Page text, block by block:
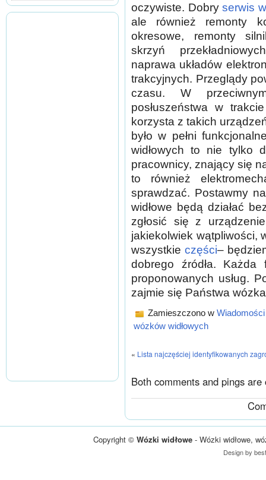
oczywiste. Dobryserwis
ale również remonty
okresowe, remonty
skrzyń
naprawa układów
trakcyjnych. Przeglądy
czasu. W
posłuszeństwa w
korzysta z takich
było w pełni
widłowych to nie tylko
pracownicy, znający się
to również
sprawdzać. Postawmy
widłowe będą działać
zgłosić się z
jakiekolwiek wątpliwości,
wszystkieczęści–
dobrego źródła.
proponowanych usług.
zajmie się Państwa
Zamieszczono w Wiadomości
wózków widłowych
« Lista najczęściej identyfikowanych
Both comments and pings
Copyright ©Wózki widłowe - Wózki widłowe,
Design by